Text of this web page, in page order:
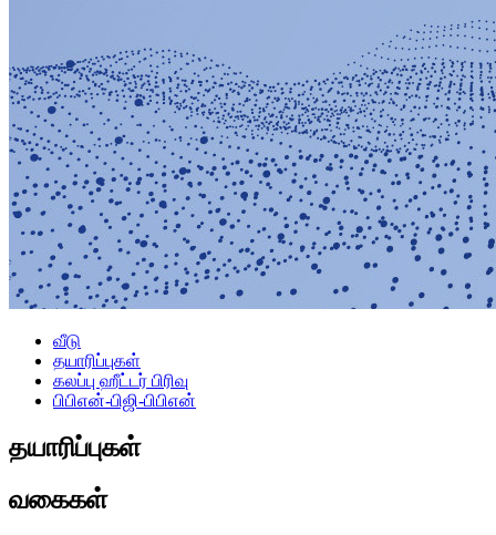
வீடு
தயாரிப்புகள்
கலப்பு ஹீட்டர் பிரிவு
பிபிஎன்-பிஜி-பிபிஎன்
தயாரிப்புகள்
வகைகள்